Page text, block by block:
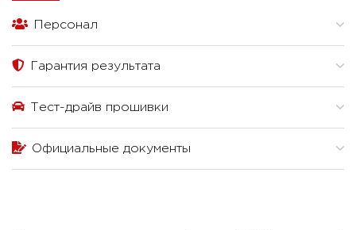
Персонал
Гарантия результата
Тест-драйв прошивки
Официальные документы